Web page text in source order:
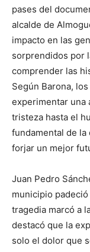
pases del
alcalde de
impacto en las
sorprendidos por
comprender las
Según Barona,
experimentar una
tristeza hasta el
fundamental de
forjar un mejor
Juan Pedro
municipio
tragedia marcó a
destacó que la
solo el dolor que